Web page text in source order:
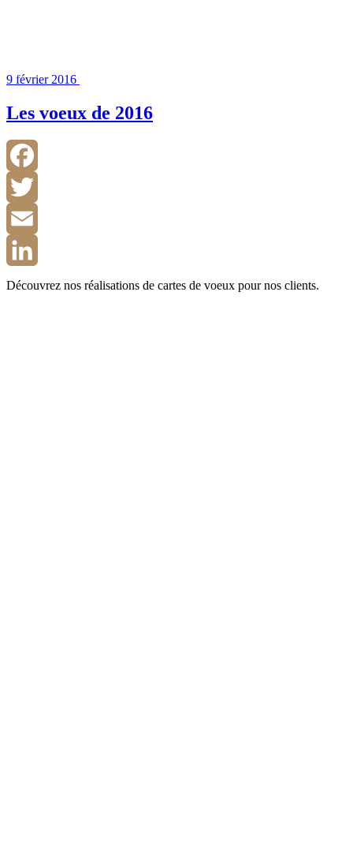
9 février 2016
Les voeux de 2016
Facebook
Twitter
Email
LinkedIn
Découvrez nos réalisations de cartes de voeux pour nos clients.